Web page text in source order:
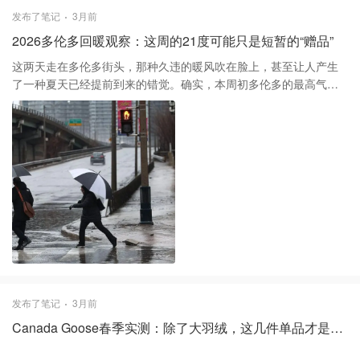
些中介说“先留下来以后总有办法”，那真的要慎重了。现在的政策逻
辑就是通过提高门槛来劝退所谓的“捷径”申请者，对于没有硬核证据
的案子，回旋的余地正变得越来越小。
发布了笔记 3月前
2026多伦多回暖观察：这周的21度可能只是短暂的“赠品”
这两天走在多伦多街头，那种久违的暖风吹在脸上，甚至让人产生
了一种夏天已经提前到来的错觉。确实，本周初多伦多的最高气温
一度冲到了21度，这比往年同期的季节性平均水平高出了10度左
右，不少人已经迫不及待地换上了春装，甚至在公园里开始了今年
的第一次野餐。 不过作为在多伦多生活多年的老住户，还是要提醒
大家先别急着把厚羽绒服彻底收进抽气真空袋里。根据环境部和气
象网络的最新的预测，2026年的春天其实是一个典型的“慢热型”选
手，虽然这周给了大家不少甜头，但下周气温很可能会重新回落到
10度至12度的常态。而且今年四月整体的预测是比往年偏冷且潮
湿，这意味着在接下来的半个月里，我们可能还会迎来几场让人心
烦意乱的雨夹雪。 说实话，今年五月的走势现在还是个“未知数”，
气象学家们对回暖的速度有不小的分歧。有一种说法是五月会延续
尼诺现象（El Niño）的回归，多伦多可能会经历一个气温剧烈波动
的转换期，然后直接快进到酷暑模式。如果你最近有户外活动或者
园艺计划，建议还是要随时关注短期的天气预报，毕竟这种反复横
发布了笔记 3月前
Canada Goose春季实测：除了大羽绒，这几件单品才是宝藏